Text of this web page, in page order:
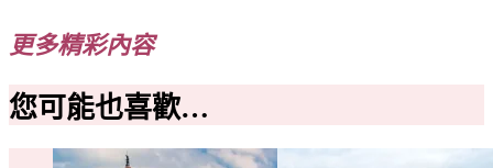
更多精彩內容
您可能也喜歡…